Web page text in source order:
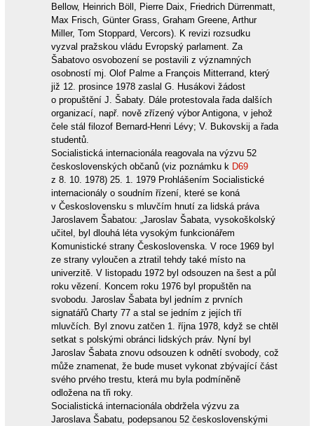
Bellow, Heinrich Böll, Pierre Daix, Friedrich Dürrenmatt,
Max Frisch, Günter Grass, Graham Greene, Arthur
Miller, Tom Stoppard, Vercors). K revizi rozsudku
vyzval pražskou vládu Evropský parlament. Za
Šabatovo osvobození se postavili z významných
osobností mj. Olof Palme a François Mitterrand, který
již 12. prosince 1978 zaslal G. Husákovi žádost
o propuštění J. Šabaty. Dále protestovala řada dalších
organizací, např. nově zřízený výbor Antigona, v jehož
čele stál filozof Bernard-Henri Lévy; V. Bukovskij a řada
studentů.
Socialistická internacionála reagovala na výzvu 52
československých občanů (viz poznámku k D69
z 8. 10. 1978) 25. 1. 1979 Prohlášením Socialistické
internacionály o soudním řízení, které se koná
v Československu s mluvčím hnutí za lidská práva
Jaroslavem Šabatou: „Jaroslav Šabata, vysokoškolský
učitel, byl dlouhá léta vysokým funkcionářem
Komunistické strany Československa. V roce 1969 byl
ze strany vyloučen a ztratil tehdy také místo na
univerzitě. V listopadu 1972 byl odsouzen na šest a půl
roku vězení. Koncem roku 1976 byl propuštěn na
svobodu. Jaroslav Šabata byl jedním z prvních
signatářů Charty 77 a stal se jedním z jejích tří
mluvčích. Byl znovu zatčen 1. října 1978, když se chtěl
setkat s polskými obránci lidských práv. Nyní byl
Jaroslav Šabata znovu odsouzen k odnětí svobody, což
může znamenat, že bude muset vykonat zbývající část
svého prvého trestu, která mu byla podmíněně
odložena na tři roky.
Socialistická internacionála obdržela výzvu za
Jaroslava Šabatu, podepsanou 52 československými